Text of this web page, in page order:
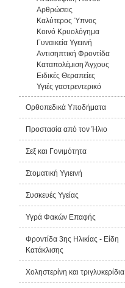
Αρθρώσεις
Καλύτερος Ύπνος
Κοινό Κρυολόγημα
Γυναικεία Υγειινή
Αντισηπτική Φροντίδα
Καταπολέμιση Άγχους
Ειδικές Θεραπείες
Υγιές γαστρεντερικό
Ορθοπεδικά Υποδήματα
Προστασία από τον Ήλιο
Σεξ και Γονιμότητα
Στοματική Υγιεινή
Συσκευές Υγείας
Υγρά Φακών Επαφής
Φροντίδα 3ης Ηλικίας - Είδη
Κατάκλισης
Χοληστερίνη και τριγλυκερίδια